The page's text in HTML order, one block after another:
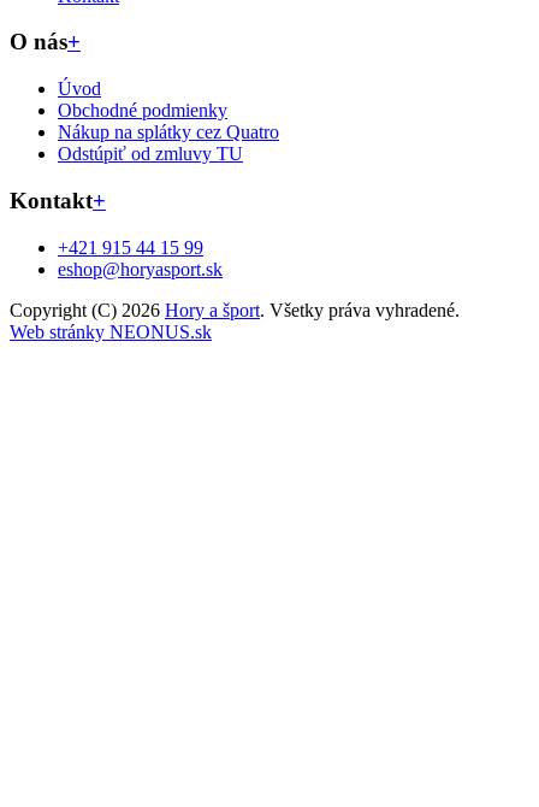
O nás+
Úvod
Obchodné podmienky
Nákup na splátky cez Quatro
Odstúpiť od zmluvy TU
Kontakt+
+421 915 44 15 99
eshop@horyasport.sk
Copyright (C) 2026 Hory a šport. Všetky práva vyhradené.
Web stránky NEONUS.sk